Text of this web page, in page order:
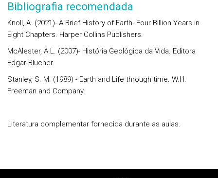
Bibliografia recomendada
Knoll, A. (2021)- A Brief History of Earth- Four Billion Years in
Eight Chapters. Harper Collins Publishers.
McAlester, A.L. (2007)- História Geológica da Vida. Editora
Edgar Blucher.
Stanley, S. M. (1989) - Earth and Life through time. W.H.
Freeman and Company.
Literatura complementar fornecida durante as aulas.